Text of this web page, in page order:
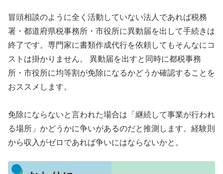
冒頭相談のように全く活動していない法人であれば税務
署・都道府県税事務所・市役所に異動届を出して手続きは
終了です。専門家に書類作成代行を依頼してもそんなにコ
ストは掛かりません。 異動届を出すと同時に都税事務
所・市役所に均等割が免除になるかどうか確認することを
おススメします。
免除にならないと言われた場合は「継続して事業が行われ
る場所」かどうかに争いがあるのだと推測します。経験則
から収入がゼロであれば争いにはならないかと。